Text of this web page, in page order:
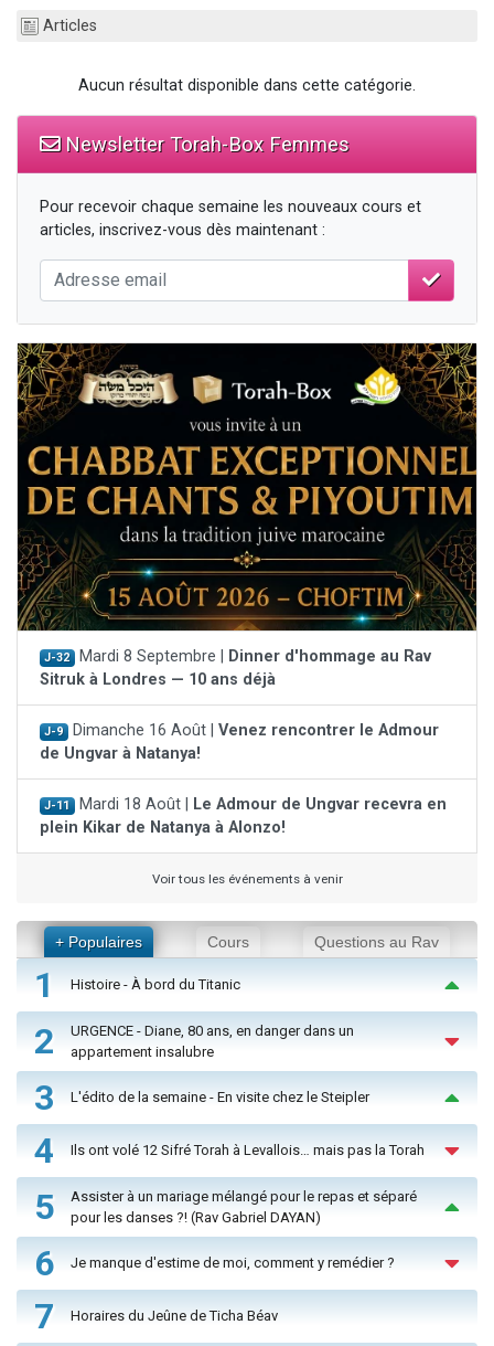
8 personnes viennent de faire un don pour Tsédaka : pauvres d'Israel
Nouvelle émission radio : Visions de grandeur n°104 : Le Chabbath et le Birkat Hamazone à travers le temps
Articles
Aucun résultat disponible dans cette catégorie.
Newsletter Torah-Box Femmes
Pour recevoir chaque semaine les nouveaux cours et
articles, inscrivez-vous dès maintenant :
J-32 Mardi 8 Septembre |
Dinner d'hommage au Rav
Sitruk à Londres — 10 ans déjà
J-9 Dimanche 16 Août | Venez rencontrer le Admour
de Ungvar à Natanya!
J-11 Mardi 18 Août |
Le Admour de Ungvar recevra en
plein Kikar de Natanya à Alonzo!
Voir tous les événements à venir
+ Populaires Cours Questions au Rav
1 Histoire - À bord du Titanic
2
URGENCE - Diane, 80 ans, en danger dans un
appartement insalubre
3 L'édito de la semaine - En visite chez le Steipler
4 Ils ont volé 12 Sifré Torah à Levallois… mais pas la Torah
5
Assister à un mariage mélangé pour le repas et séparé
pour les danses ?! (Rav Gabriel DAYAN)
6 Je manque d'estime de moi, comment y remédier ?
7 Horaires du Jeûne de Ticha Béav